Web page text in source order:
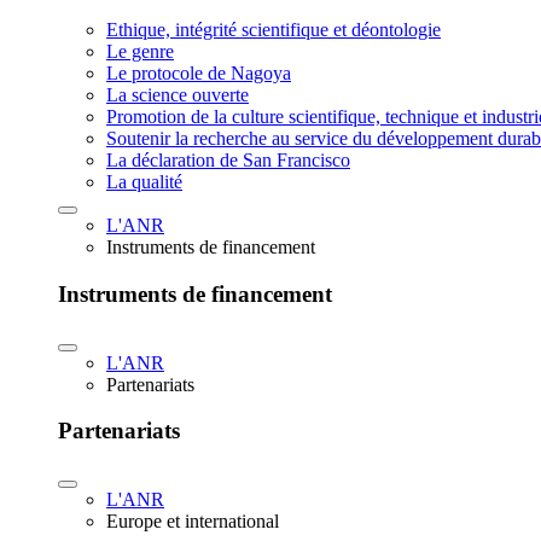
Ethique, intégrité scientifique et déontologie
Le genre
Le protocole de Nagoya
La science ouverte
Promotion de la culture scientifique, technique et
Soutenir la recherche au service du développement
La déclaration de San Francisco
La qualité
L'ANR
Instruments de financement
Instruments de financement
L'ANR
Partenariats
Partenariats
L'ANR
Europe et international